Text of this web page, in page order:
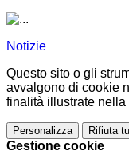
Notizie
Questo sito o gli
avvalgono di cookie
finalità illustrate nella
Personalizza Rifiuta
Gestione cookie